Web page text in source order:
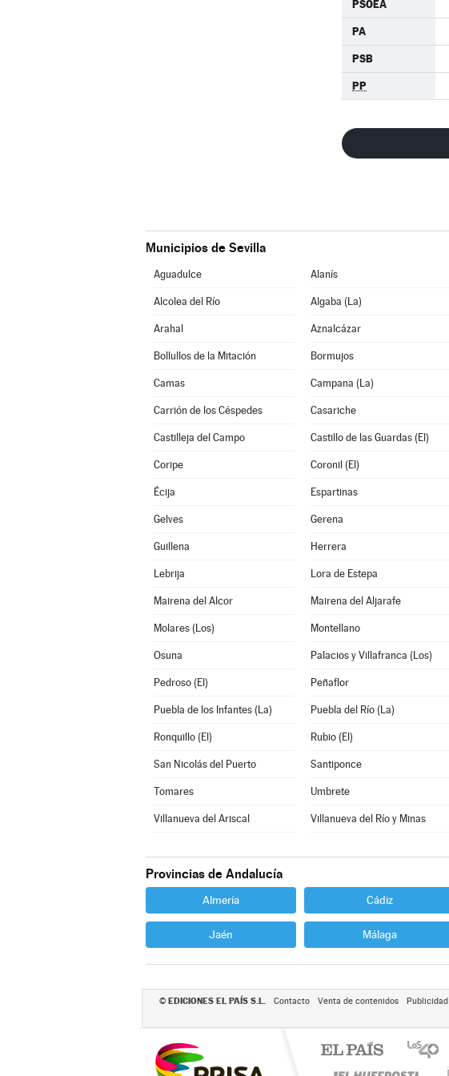
PSOEA
PA
PSB
PP
Municipios de Sevilla
Aguadulce Alanís
Alcolea del Río Algaba (La)
Arahal Aznalcázar
Bollullos de la Mitación Bormujos
Camas Campana (La)
Carrión de los Céspedes Casariche
Castilleja del Campo Castillo de las Guardas (El)
Coripe Coronil (El)
Écija Espartinas
Gelves Gerena
Guillena Herrera
Lebrija Lora de Estepa
Mairena del Alcor Mairena del Aljarafe
Molares (Los) Montellano
Osuna Palacios y Villafranca (Los)
Pedroso (El) Peñaflor
Puebla de los Infantes (La) Puebla del Río (La)
Ronquillo (El) Rubio (El)
San Nicolás del Puerto Santiponce
Tomares Umbrete
Villanueva del Ariscal Villanueva del Río y Minas
Provincias de Andalucía
Almería Cádiz
Jaén Málaga
© EDICIONES EL PAÍS S.L. Contacto Venta de contenidos Publicidad